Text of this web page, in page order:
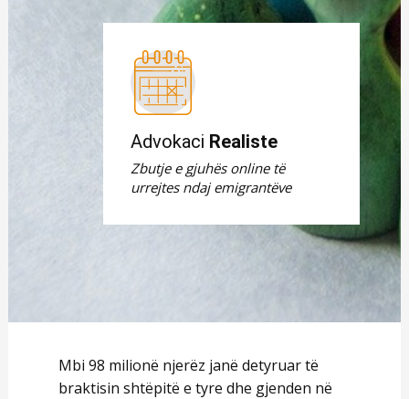
Advokaci Realiste
Zbutje e gjuhës online të
urrejtes ndaj emigrantëve
Filozofia jonë
Mbi 98 milionë njerëz janë detyruar të
braktisin shtëpitë e tyre dhe gjenden në